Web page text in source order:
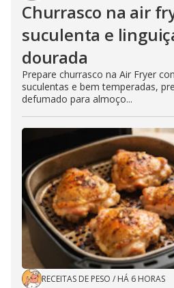
Churrasco na air
suculenta e
dourada
Prepare churrasco na Air Fryer
suculentas e bem temperadas,
defumado para almoço...
RECEITAS DE PESO / HÁ 6 HORAS